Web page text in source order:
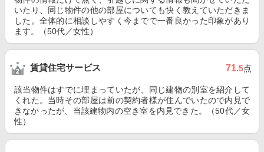
いたり、同じ物件の他の部屋についても快く教えていただきま
した。全体的に相談しやすく今までで一番良かった印象があり
ます。（50代／女性）
賃貸住宅サービス 71.5点
該当物件はすでに埋まっていたが、同じ建物の別室を紹介して
くれた。当時その部屋は前の契約者様が住んでいたので内見で
きなかったが、当該建物内の空き室を内見できた。（50代／女
性）